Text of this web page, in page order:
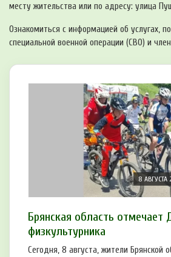
месту жительства или по адресу: улица
Ознакомиться с информацией об услугах,
специальной военной операции (СВО) и
8 АВГУСТА
Брянская область отмечает
физкультурника
Сегодня, 8 августа, жители Брянской